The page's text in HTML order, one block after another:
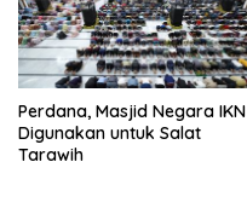
Perdana, Masjid Negara IKN
Digunakan untuk Salat
Tarawih